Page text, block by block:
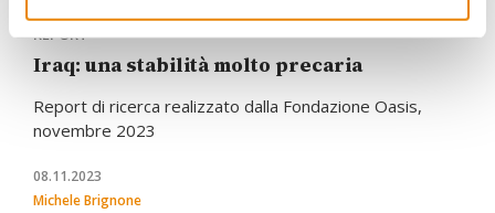
REPORT
Iraq: una stabilità molto precaria
Report di ricerca realizzato dalla Fondazione Oasis,
novembre 2023
08.11.2023
Michele Brignone